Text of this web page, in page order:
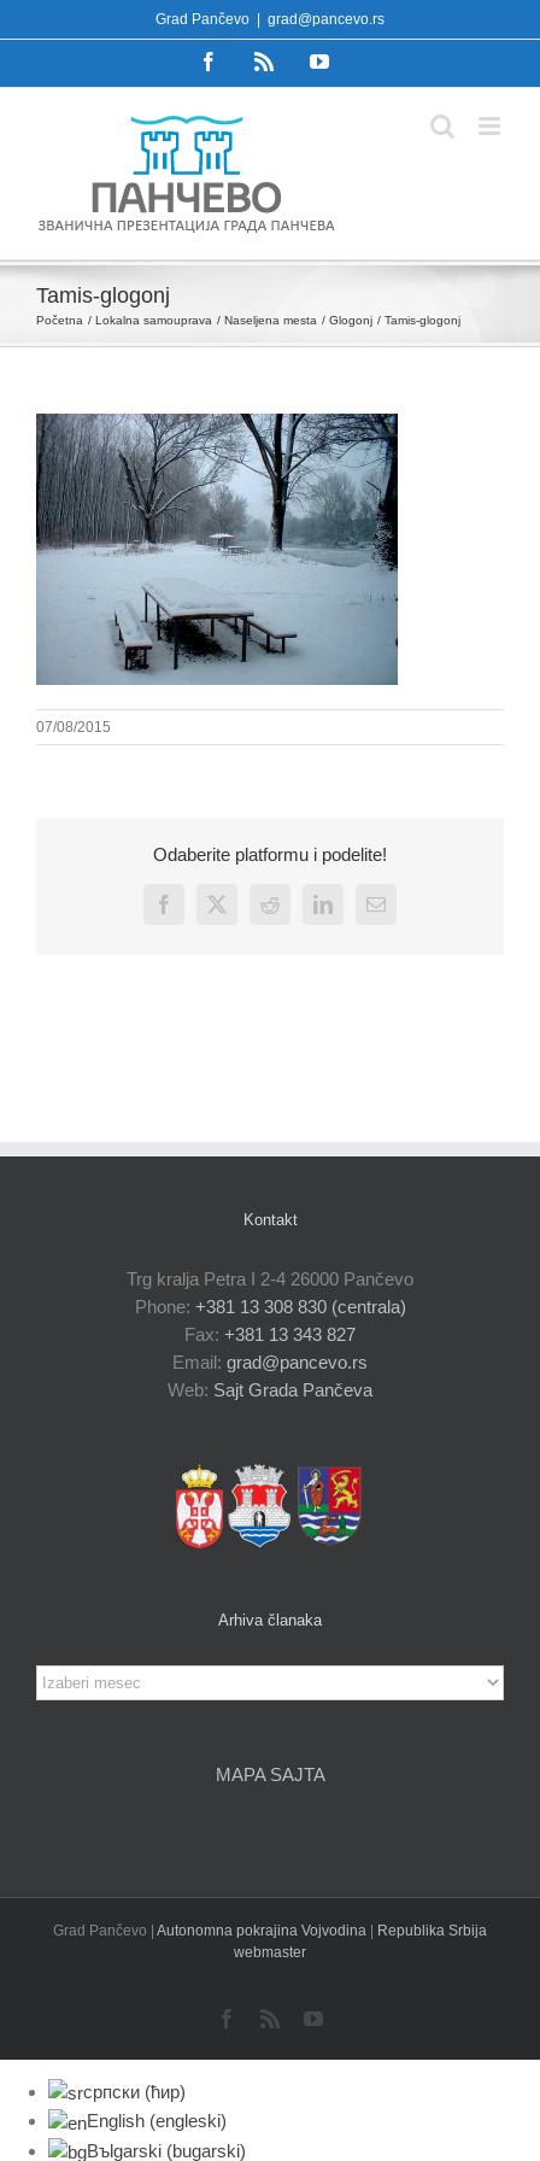
to
Grad Pančevo grad@pancevo.rs
FacebookRss YouTube
Tamis-glogonj
Početna Lokalna samouprava Naseljena mesta Glogonj Tamis-glogonj
07/08/2015
Odaberite platformu i podelite!
Facebook
X Reddit LinkedInEmail
Kontakt
Trg kralja Petra I 2-4 26000 Pančevo
Phone: +381 13 308 830 (centrala)
Fax: +381 13 343 827
Email: grad@pancevo.rs
Web: Sajt Grada Pančeva
Arhiva članaka
Arhiva
članaka
MAPA SAJTA
Grad Pančevo | Autonomna pokrajina Vojvodina | Republika Srbija
webmaster
Facebook
Rss YouTube
српски (ћир)
English (engleski)
Bъlgarski (bugarski)